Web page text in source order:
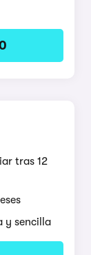
tras 12
y sencilla